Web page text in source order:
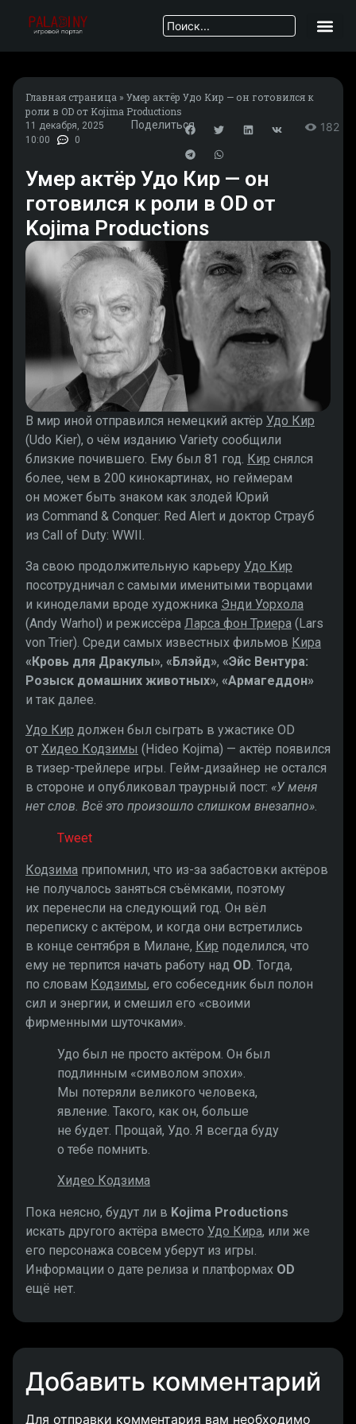
Главная страница » Умер актёр Удо Кир — он готовился к
роли в OD от Kojima Productions
11 декабря, 2025
10:00
0
Поделиться 182
Умер актёр Удо Кир — он
готовился к роли в OD от
Kojima Productions
В мир иной отправился немецкий актёр Удо Кир
(Udo Kier), о чём изданию Variety сообщили
близкие почившего. Ему был 81 год. Кир снялся
более, чем в 200 кинокартинах, но геймерам
он может быть знаком как злодей Юрий
из Command & Conquer: Red Alert и доктор Страуб
из Call of Duty: WWII.
За свою продолжительную карьеру Удо Кир
посотрудничал с самыми именитыми творцами
и киноделами вроде художника Энди Уорхола
(Andy Warhol) и режиссёра Ларса фон Триера (Lars
von Trier). Среди самых известных фильмов Кира
«Кровь для Дракулы», «Блэйд», «Эйс Вентура:
Розыск домашних животных», «Армагеддон»
и так далее.
Удо Кир должен был сыграть в ужастике OD
от Хидео Кодзимы (Hideo Kojima) — актёр появился
в тизер-трейлере игры. Гейм-дизайнер не остался
в стороне и опубликовал траурный пост: «У меня
нет слов. Всё это произошло слишком внезапно».
Tweet
Кодзима припомнил, что из-за забастовки актёров
не получалось заняться съёмками, поэтому
их перенесли на следующий год. Он вёл
переписку с актёром, и когда они встретились
в конце сентября в Милане, Кир поделился, что
ему не терпится начать работу над OD. Тогда,
по словам Кодзимы, его собеседник был полон
сил и энергии, и смешил его «своими
фирменными шуточками».
Удо был не просто актёром. Он был
подлинным «символом эпохи».
Мы потеряли великого человека,
явление. Такого, как он, больше
не будет. Прощай, Удо. Я всегда буду
о тебе помнить.
Хидео Кодзима
Пока неясно, будут ли в Kojima Productions
искать другого актёра вместо Удо Кира, или же
его персонажа совсем уберут из игры.
Информации о дате релиза и платформах OD
ещё нет.
Добавить комментарий
Для отправки комментария вам необходимо